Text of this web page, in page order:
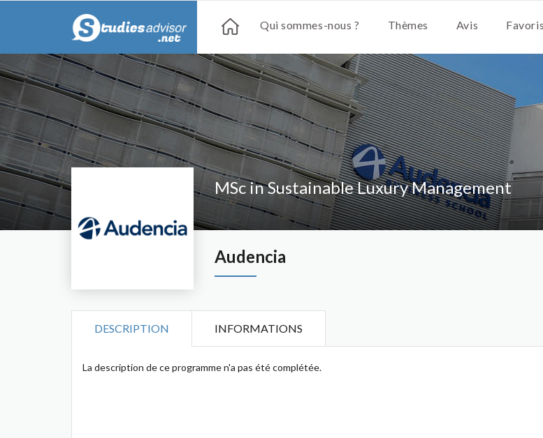
Qui sommes-nous ? Thèmes Avis Favoris
MSc in Sustainable Luxury Management
Audencia
DESCRIPTION INFORMATIONS
La description de ce programme n'a pas été complétée.